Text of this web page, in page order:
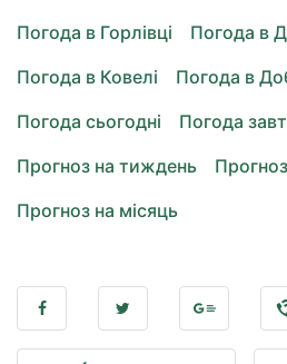
Погода в Горлівці
Погода в
Погода в Ковелі
Погода в
Погода сьогодні
Погода
Прогноз на тиждень
Прогноз на місяць